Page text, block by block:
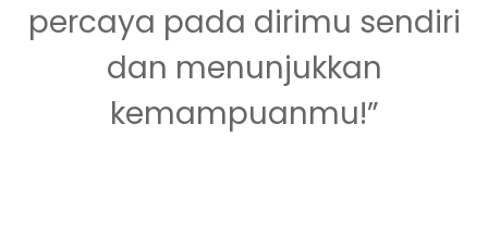
percaya pada dirimu sendiri
dan menunjukkan
kemampuanmu!”